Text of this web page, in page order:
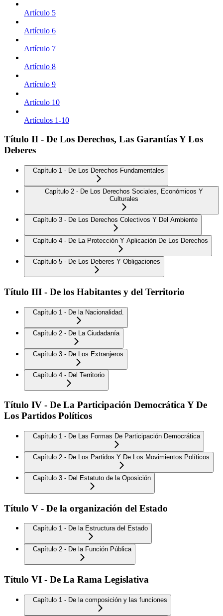
Artículo 5
Artículo 6
Artículo 7
Artículo 8
Artículo 9
Artículo 10
Artículos 1-10
Título II - De Los Derechos, Las Garantías Y Los
Deberes
Capítulo 1 - De Los Derechos Fundamentales
Capítulo 2 - De Los Derechos Sociales, Económicos Y
Culturales
Capítulo 3 - De Los Derechos Colectivos Y Del Ambiente
Capítulo 4 - De La Protección Y Aplicación De Los Derechos
Capítulo 5 - De Los Deberes Y Obligaciones
Título III - De los Habitantes y del Territorio
Capítulo 1 - De la Nacionalidad.
Capítulo 2 - De La Ciudadanía
Capítulo 3 - De Los Extranjeros
Capítulo 4 - Del Territorio
Título IV - De La Participación Democrática Y De
Los Partidos Políticos
Capítulo 1 - De Las Formas De Participación Democrática
Capítulo 2 - De Los Partidos Y De Los Movimientos Políticos
Capítulo 3 - Del Estatuto de la Oposición
Título V - De la organización del Estado
Capítulo 1 - De la Estructura del Estado
Capítulo 2 - De la Función Pública
Título VI - De La Rama Legislativa
Capítulo 1 - De la composición y las funciones